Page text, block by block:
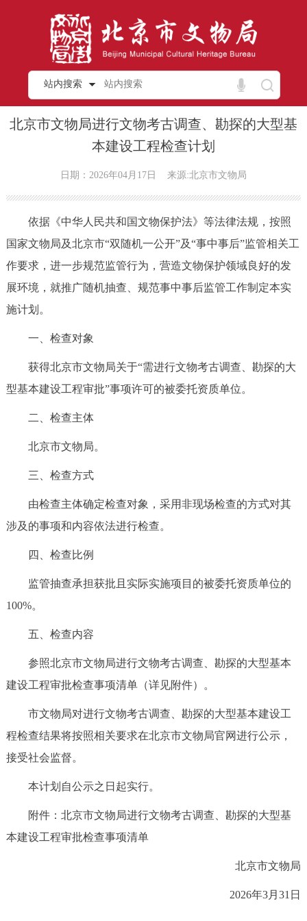
站内搜索
北京市文物局进行文物考古调查、勘探的大型基
本建设工程检查计划
日期：2026年04月17日 来源:北京市文物局
依据《中华人民共和国文物保护法》等法律法规，按照
国家文物局及北京市“双随机一公开”及“事中事后”监管相关工
作要求，进一步规范监管行为，营造文物保护领域良好的发
展环境，就推广随机抽查、规范事中事后监管工作制定本实
施计划。
一、检查对象
获得北京市文物局关于“需进行文物考古调查、勘探的大
型基本建设工程审批”事项许可的被委托资质单位。
二、检查主体
北京市文物局。
三、检查方式
由检查主体确定检查对象，采用非现场检查的方式对其
涉及的事项和内容依法进行检查。
四、检查比例
监管抽查承担获批且实际实施项目的被委托资质单位的
100%。
五、检查内容
参照北京市文物局进行文物考古调查、勘探的大型基本
建设工程审批检查事项清单（详见附件）。
市文物局对进行文物考古调查、勘探的大型基本建设工
程检查结果将按照相关要求在北京市文物局官网进行公示，
接受社会监督。
本计划自公示之日起实行。
附件： 北京市文物局进行文物考古调查、勘探的大型基
本建设工程审批检查事项清单
北京市文物局
2026年3月31日